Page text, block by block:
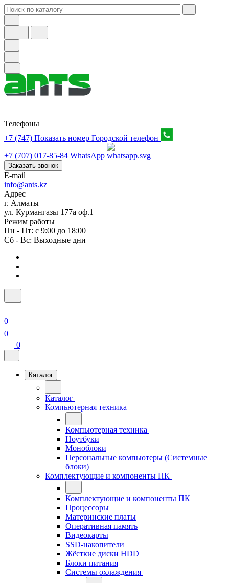
Телефоны
+7 (747) Показать номер Городской телефон
+7 (707) 017-85-84 WhatsApp
Заказать звонок
E-mail
info@ants.kz
Адрес
г. Алматы
ул. Курмангазы 177а оф.1
Режим работы
Пн - Пт: с 9:00 до 18:00
Сб - Вс: Выходные дни
0
0
0
Каталог
Каталог
Компьютерная техника
Компьютерная техника
Ноутбуки
Моноблоки
Персональные компьютеры (Системные
блоки)
Комплектующие и компоненты ПК
Комплектующие и компоненты ПК
Процессоры
Материнские платы
Оперативная память
Видеокарты
SSD-накопители
Жёсткие диски HDD
Блоки питания
Системы охлаждения